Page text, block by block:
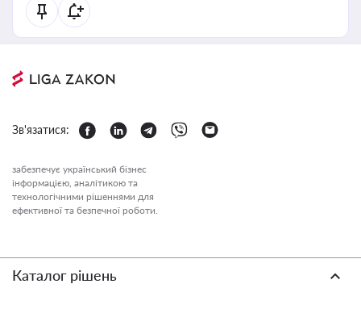
Зв'язатися:
забезпечує український бізнес
інформацією, аналітикою та
технологічними рішеннями для
ефективної та безпечної роботи.
Каталог рішень